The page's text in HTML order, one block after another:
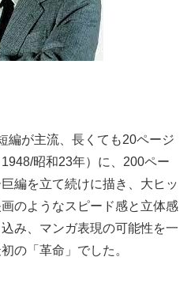
編が主流、長くても20ページ
昭和23年）に、200ペー
編を立て続けに描き、大ヒッ
のようなスピード感と立体感
み、マンガ表現の可能性を一
の「革命」でした。